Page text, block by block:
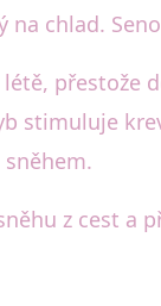
chlad.
stimuluje
z cest a